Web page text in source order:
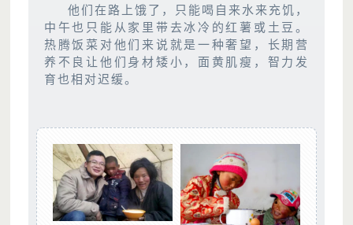
他们在路上饿了，只能喝自来水来充饥，
中午也只能从家里带去冰冷的红薯或土豆。
热腾饭菜对他们来说就是一种奢望，长期营
养不良让他们身材矮小，面黄肌瘦，智力发
育也相对迟缓。